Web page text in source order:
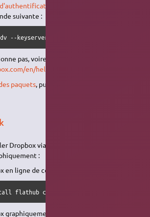
suivante :
--keyserver pgp.mit.edu --recv-keys
pas, voire la page
en/help/246
paquets, puis
Dropbox via
:
en ligne de commande :
flathub com.dropbox.Client
graphiquement :